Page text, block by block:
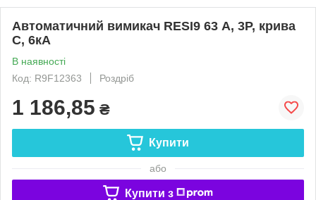
Автоматичний вимикач RESI9 63 А, 3P, крива
С, 6кА
В наявності
Код: R9F12363
Роздріб
1 186,85 ₴
Купити
або
Купити з